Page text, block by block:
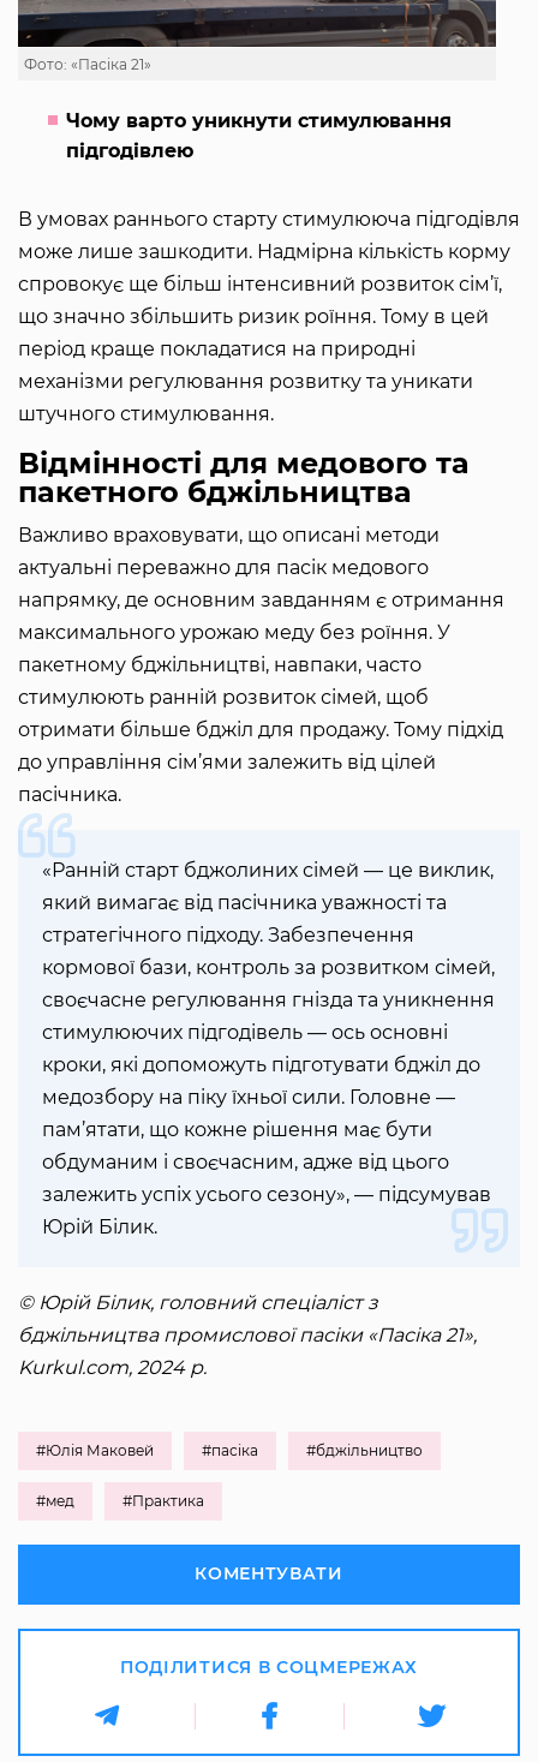
Фото: «Пасіка 21»
Чому варто уникнути стимулювання
підгодівлею
В умовах раннього старту стимулююча підгодівля
може лише зашкодити. Надмірна кількість корму
спровокує ще більш інтенсивний розвиток сім’ї,
що значно збільшить ризик роїння. Тому в цей
період краще покладатися на природні
механізми регулювання розвитку та уникати
штучного стимулювання.
Відмінності для медового та
пакетного бджільництва
Важливо враховувати, що описані методи
актуальні переважно для пасік медового
напрямку, де основним завданням є отримання
максимального урожаю меду без роїння. У
пакетному бджільництві, навпаки, часто
стимулюють ранній розвиток сімей, щоб
отримати більше бджіл для продажу. Тому підхід
до управління сім’ями залежить від цілей
пасічника.
«Ранній старт бджолиних сімей — це виклик,
який вимагає від пасічника уважності та
стратегічного підходу. Забезпечення
кормової бази, контроль за розвитком сімей,
своєчасне регулювання гнізда та уникнення
стимулюючих підгодівель — ось основні
кроки, які допоможуть підготувати бджіл до
медозбору на піку їхньої сили. Головне —
пам’ятати, що кожне рішення має бути
обдуманим і своєчасним, адже від цього
залежить успіх усього сезону», — підсумував
Юрій Білик.
© Юрій Білик, головний спеціаліст з
бджільництва промислової пасіки «Пасіка 21»,
Kurkul.com, 2024 р.
#Юлія Маковей #пасіка #бджільництво
#мед #Практика
КОМЕНТУВАТИ
ПОДІЛИТИСЯ В СОЦМЕРЕЖАХ